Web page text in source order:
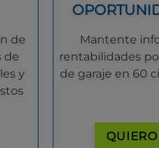
de
de
y
Mantente
rentabilidades
de garaje en 60